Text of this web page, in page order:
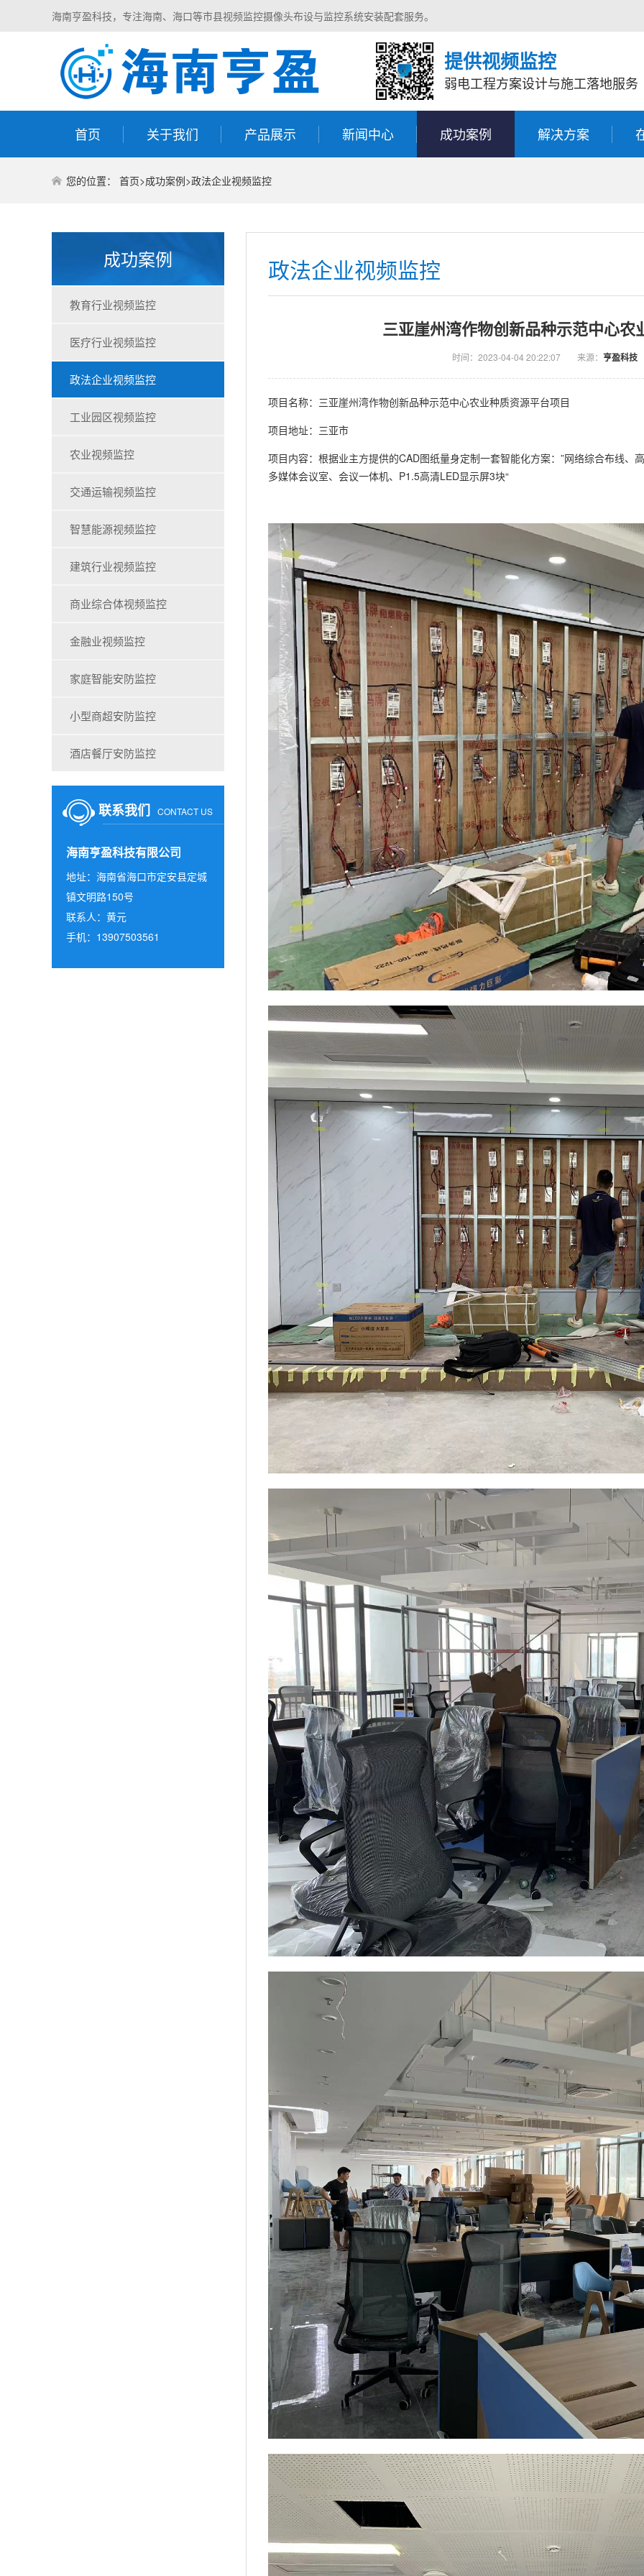
海南亨盈科技，专注海南、海口等市县视频监控摄像头布设与监控系统安装配套服务。
提供视频监控
弱电工程方案设计与施工落地服务
首页 关于我们 产品展示 新闻中心 成功案例 解决方案
您的位置： 首页>成功案例>政法企业视频监控
成功案例
教育行业视频监控
医疗行业视频监控
政法企业视频监控
工业园区视频监控
农业视频监控
交通运输视频监控
智慧能源视频监控
建筑行业视频监控
商业综合体视频监控
金融业视频监控
家庭智能安防监控
小型商超安防监控
酒店餐厅安防监控
联系我们 CONTACT US
海南亨盈科技有限公司
地址：海南省海口市定安县定城
镇文明路150号
联系人：黄元
手机：13907503561
政法企业视频监控
三亚崖州湾作物创新品种示范中心农
时间：2023-04-04 20:22:07 来源： 亨盈科技
项目名称：三亚崖州湾作物创新品种示范中心农业种质资源平台项目
项目地址：三亚市
项目内容：根据业主方提供的CAD图纸量身定制一套智能化方案：”网络综合布线、
多媒体会议室、会议一体机、P1.5高清LED显示屏3块“